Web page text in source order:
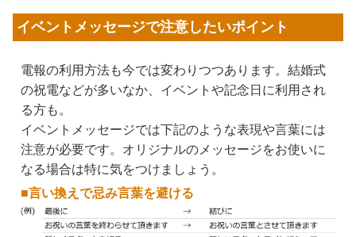
イベントメッセージで注意したいポイント
電報の利用方法も今では変わりつつあります。結婚式
の祝電などが多いなか、イベントや記念日に利用され
る方も。
イベントメッセージでは下記のような表現や言葉には
注意が必要です。オリジナルのメッセージをお使いに
なる場合は特に気をつけましょう。
■言い換えで忌み言葉を避ける